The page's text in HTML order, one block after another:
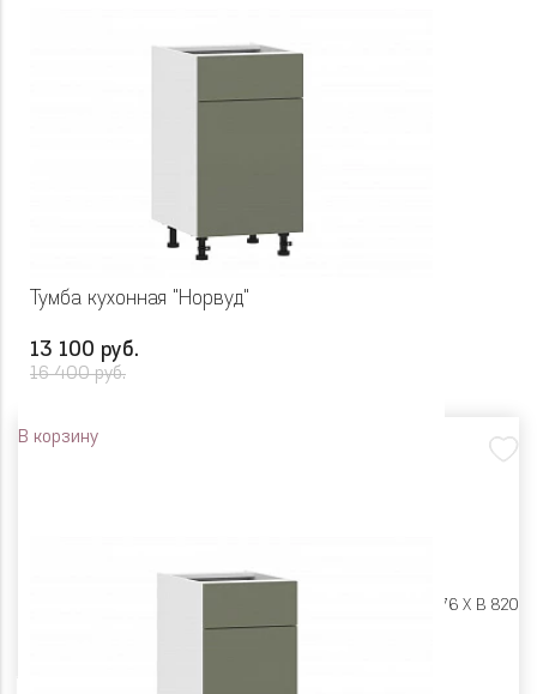
Тумба кухонная "Норвуд"
13 100 руб.
16 400 руб.
В корзину
Ш 450 X Г 576 X В 820